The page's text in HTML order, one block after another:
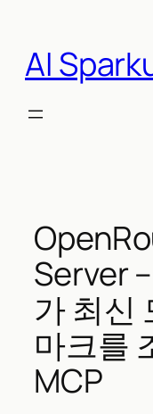
AI
Server
가 최신
마크를
MCP